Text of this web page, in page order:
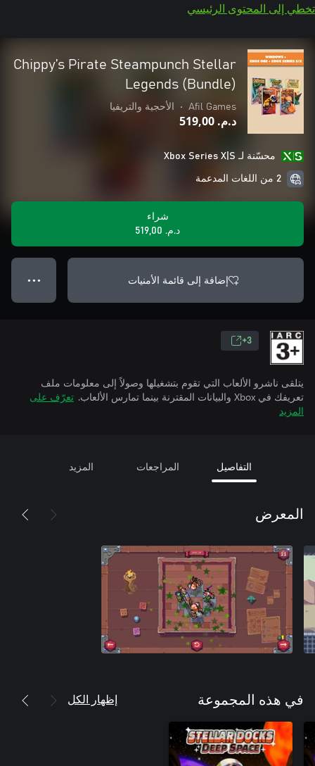
تخطي إلى المحتوى الرئيسي
Chippy’s Pirate Steampunch Stellar
Legends (Bundle)
Afil Games
• الأحجية والتريفيا
د.م.‏ 519,00
محسّنة لـ Xbox Series X|S
2 من اللغات المدعمة
شراء
د.م.‏ 519,00
إضافة إلى قائمة الأمنيات ● ● ●
3+
يتلقى ناشرو الألعاب التي تقوم بتشغيلها وصولاً إلى معلومات ملف
تعريفك في Xbox والبيانات المقترنة بينما تمارس الألعاب.
تعرّف على
المزيد
التفاصيل المراجعات المزيد
المعرض
في هذه المجموعة إظهار الكل